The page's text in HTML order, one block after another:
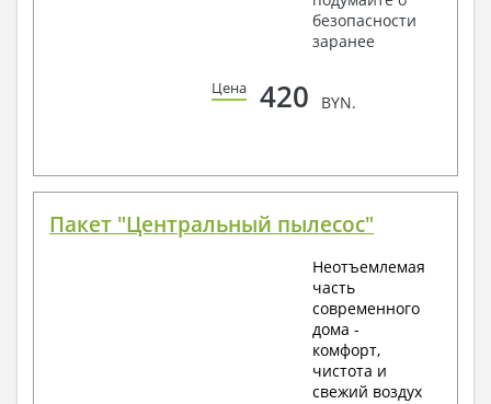
безопасности
заранее
Цена 420 BYN.
Пакет "Центральный пылесос"
Неотъемлемая
часть
современного
дома -
комфорт,
чистота и
свежий воздух